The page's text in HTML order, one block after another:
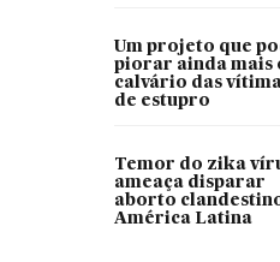
Um projeto que
piorar ainda mais
calvário das
de estupro
Temor do zika
ameaça disparar
aborto
América Latina